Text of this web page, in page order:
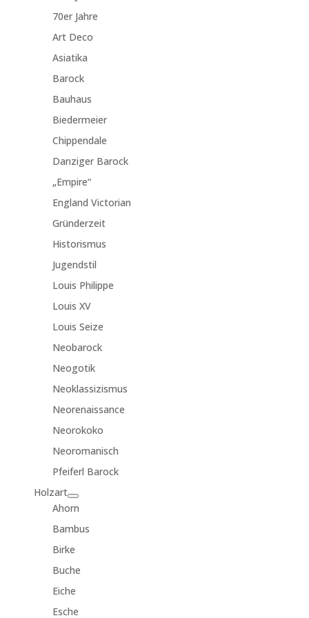
70er Jahre
Art Deco
Asiatika
Barock
Bauhaus
Biedermeier
Chippendale
Danziger Barock
„Empire“
England Victorian
Gründerzeit
Historismus
Jugendstil
Louis Philippe
Louis XV
Louis Seize
Neobarock
Neogotik
Neoklassizismus
Neorenaissance
Neorokoko
Neoromanisch
Pfeiferl Barock
Holzart
Ahorn
Bambus
Birke
Buche
Eiche
Esche